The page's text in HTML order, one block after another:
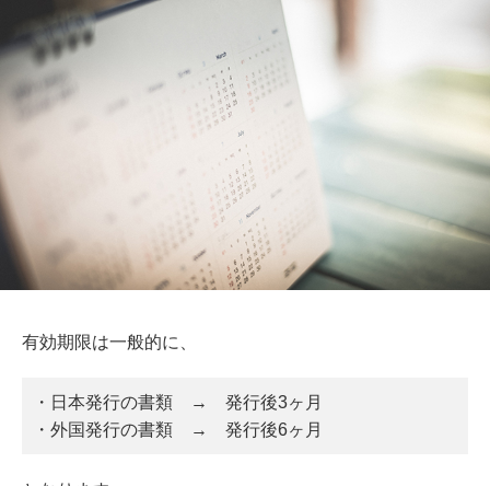
有効期限は一般的に、
・日本発行の書類 → 発行後3ヶ月
・外国発行の書類 → 発行後6ヶ月